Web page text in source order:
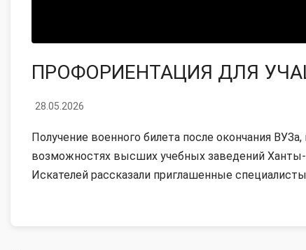
ПРОФОРИЕНТАЦИЯ ДЛЯ
28.05.2026
Получение военного билета после окончания
возможностях высших учебных заведений
Искателей рассказали приглашенные